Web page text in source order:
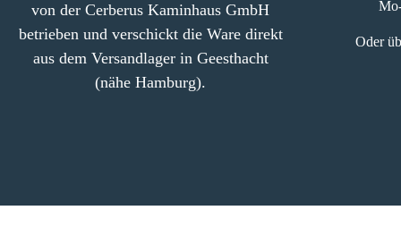
von der Cerberus Kaminhaus GmbH
betrieben und verschickt die Ware direkt
aus dem Versandlager in Geesthacht
(nähe Hamburg).
Oder